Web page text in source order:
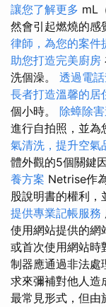
讓您了解更多 mL
然會引起燃燒的感
律師，為您的案件
助您打造完美廚房
洗個澡。 透過電
長者打造溫馨的居
個小時。 除蟑除
進行自拍照，並為
氣清洗，提升空氣
體外觀的5個關鍵
養方案 Netrise作
股說明書的權利，
提供專業記帳服務
使用網站提供的網
或首次使用網站時
制器應通過非法處
求來彌補對他人造
最常見形式，但由